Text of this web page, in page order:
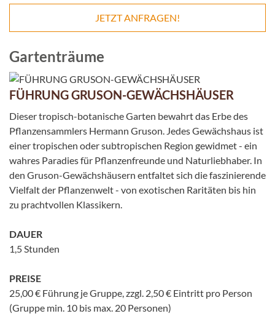
JETZT ANFRAGEN!
Gartenträume
FÜHRUNG GRUSON-GEWÄCHSHÄUSER
Dieser tropisch-botanische Garten bewahrt das Erbe des
Pflanzensammlers Hermann Gruson. Jedes Gewächshaus ist
einer tropischen oder subtropischen Region gewidmet - ein
wahres Paradies für Pflanzenfreunde und Naturliebhaber. In
den Gruson-Gewächshäusern entfaltet sich die faszinierende
Vielfalt der Pflanzenwelt - von exotischen Raritäten bis hin
zu prachtvollen Klassikern.
DAUER
1,5 Stunden
PREISE
25,00 € Führung je Gruppe, zzgl. 2,50 € Eintritt pro Person
(Gruppe min. 10 bis max. 20 Personen)